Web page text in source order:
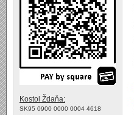
Kostol Ždaňa:
SK95 0900 0000 0004 4618